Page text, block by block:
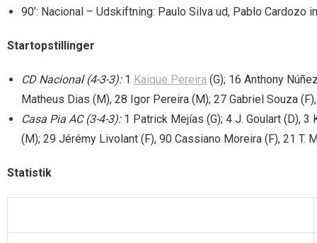
90’: Nacional – Udskiftning: Paulo Silva ud, Pablo Cardozo
Startopstillinger
CD Nacional (4-3-3):1 Kaique Pereira (G); 16 Anthony
Matheus Dias (M), 28 Igor Pereira (M); 27 Gabriel Souza
Casa Pia AC (3-4-3):1 Patrick Mejías (G); 4 J. Goulart (D), 3
(M); 29 Jérémy Livolant (F), 90 Cassiano Moreira (F), 21 T.
Statistik